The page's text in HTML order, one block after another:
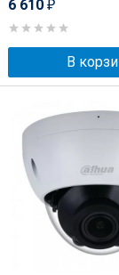
6 610 ₽
В